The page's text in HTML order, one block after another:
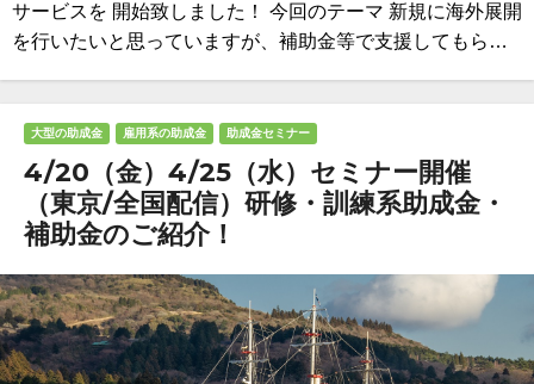
サービスを 開始致しました！ 今回のテーマ 新規に海外展開
を行いたいと思っていますが、補助金等で支援してもら…
大型の助成金 雇用系の助成金 助成金セミナー
4/20（金）4/25（水）セミナー開催
（東京/全国配信）研修・訓練系助成金・
補助金のご紹介！